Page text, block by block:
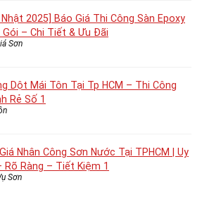
Nhật 2025] Báo Giá Thi Công Sàn Epoxy
Gói – Chi Tiết & Ưu Đãi
Sơn
Dột Mái Tôn Tại Tp HCM – Thi Công
Rẻ Số 1
Nhân Công Sơn Nước Tại TPHCM | Uy
Rõ Ràng – Tiết Kiệm 1
Sơn